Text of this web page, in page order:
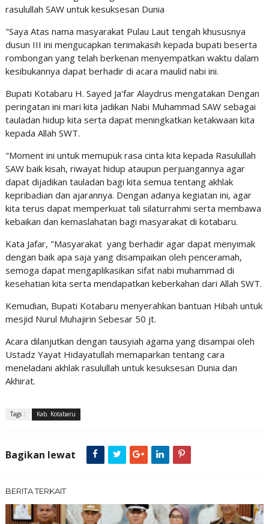
rasulullah SAW untuk kesuksesan Dunia
"Saya Atas nama masyarakat Pulau Laut tengah khususnya
dusun III ini mengucapkan terimakasih kepada bupati beserta
rombongan yang telah berkenan menyempatkan waktu dalam
kesibukannya dapat berhadir di acara maulid nabi ini.
Bupati Kotabaru H. Sayed Ja'far Alaydrus mengatakan Dengan
peringatan ini mari kita jadikan Nabi Muhammad SAW sebagai
tauladan hidup kita serta dapat meningkatkan ketakwaan kita
kepada Allah SWT.
"Moment ini untuk memupuk rasa cinta kita kepada Rasulullah
SAW baik kisah, riwayat hidup ataupun perjuangannya agar
dapat dijadikan tauladan bagi kita semua tentang akhlak
kepribadian dan ajarannya. Dengan adanya kegiatan ini, agar
kita terus dapat memperkuat tali silaturrahmi serta membawa
kebaikan dan kemaslahatan bagi masyarakat di kotabaru.
Kata Jafar, "Masyarakat yang berhadir agar dapat menyimak
dengan baik apa saja yang disampaikan oleh penceramah,
semoga dapat mengaplikasikan sifat nabi muhammad di
kesehatian kita serta mendapatkan keberkahan dari Allah SWT.
Kemudian, Bupati Kotabaru menyerahkan bantuan Hibah untuk
mesjid Nurul Muhajirin Sebesar 50 jt.
Acara dilanjutkan dengan tausyiah agama yang disampai oleh
Ustadz Yayat Hidayatullah memaparkan tentang cara
meneladani akhlak rasulullah untuk kesuksesan Dunia dan
Akhirat.
Tags : Kab. Kotabaru
Bagikan lewat
BERITA TERKAIT